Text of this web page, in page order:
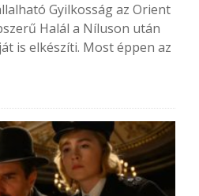
Gyilkosság az Orient
Halál a Níluson után
is elkészíti. Most éppen az